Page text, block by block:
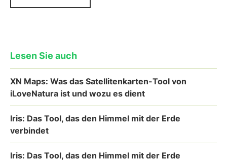
Lesen Sie auch
XN Maps: Was das Satellitenkarten-Tool von
iLoveNatura ist und wozu es dient
Iris: Das Tool, das den Himmel mit der Erde
verbindet
Iris: Das Tool, das den Himmel mit der Erde